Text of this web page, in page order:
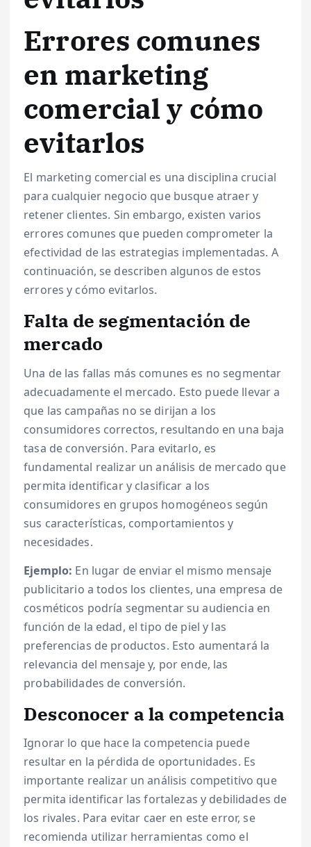
Errores comunes
en marketing
comercial y cómo
evitarlos
El marketing comercial es una disciplina crucial
para cualquier negocio que busque atraer y
retener clientes. Sin embargo, existen varios
errores comunes que pueden comprometer la
efectividad de las estrategias implementadas. A
continuación, se describen algunos de estos
errores y cómo evitarlos.
Falta de segmentación de
mercado
Una de las fallas más comunes es no segmentar
adecuadamente el mercado. Esto puede llevar a
que las campañas no se dirijan a los
consumidores correctos, resultando en una baja
tasa de conversión. Para evitarlo, es
fundamental realizar un análisis de mercado que
permita identificar y clasificar a los
consumidores en grupos homogéneos según
sus características, comportamientos y
necesidades.
Ejemplo: En lugar de enviar el mismo mensaje
publicitario a todos los clientes, una empresa de
cosméticos podría segmentar su audiencia en
función de la edad, el tipo de piel y las
preferencias de productos. Esto aumentará la
relevancia del mensaje y, por ende, las
probabilidades de conversión.
Desconocer a la competencia
Ignorar lo que hace la competencia puede
resultar en la pérdida de oportunidades. Es
importante realizar un análisis competitivo que
permita identificar las fortalezas y debilidades de
los rivales. Para evitar caer en este error, se
recomienda utilizar herramientas como el